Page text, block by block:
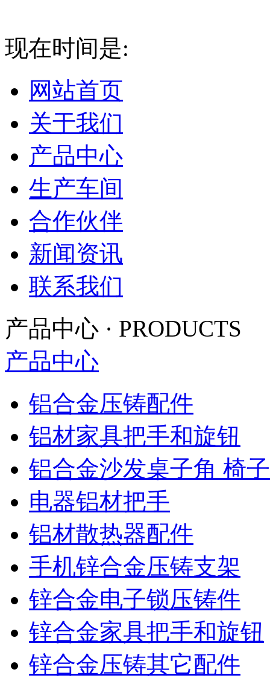
现在时间是:
网站首页
关于我们
产品中心
生产车间
合作伙伴
新闻资讯
联系我们
产品中心 · PRODUCTS
产品中心
铝合金压铸配件
铝材家具把手和旋钮
铝合金沙发桌子角 椅
电器铝材把手
铝材散热器配件
手机锌合金压铸支架
锌合金电子锁压铸件
锌合金家具把手和旋钮
锌合金压铸其它配件